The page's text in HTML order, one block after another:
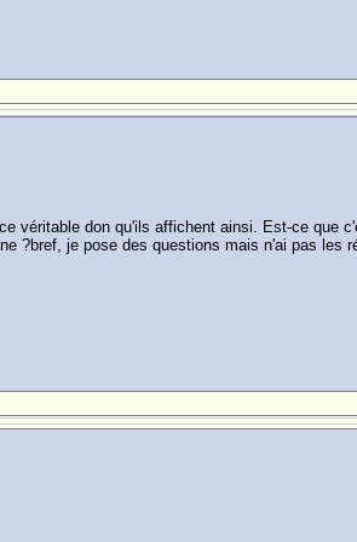
véritable don qu'ils affichent ainsi. Est-ce que
?bref, je pose des questions mais n'ai pas les